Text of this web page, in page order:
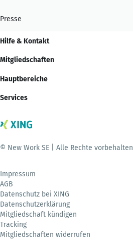
Presse
Hilfe & Kontakt
Mitgliedschaften
Hauptbereiche
Services
© New Work SE | Alle Rechte vorbehalten
Impressum
AGB
Datenschutz bei XING
Datenschutzerklärung
Mitgliedschaft kündigen
Tracking
Mitgliedschaften widerrufen